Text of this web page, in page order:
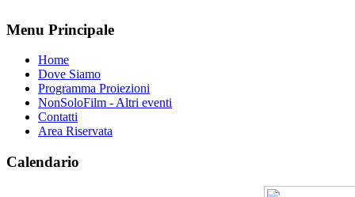
Menu Principale
Home
Dove Siamo
Programma Proiezioni
NonSoloFilm - Altri eventi
Contatti
Area Riservata
Calendario